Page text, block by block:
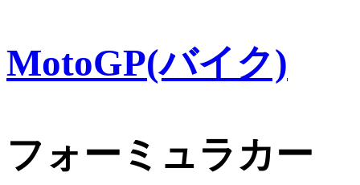
MotoGP(バイク)
フォーミュラカー